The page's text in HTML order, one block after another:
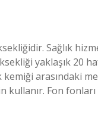
Sağlık
yaklaşık 20
arasındaki
kullanır. Fon